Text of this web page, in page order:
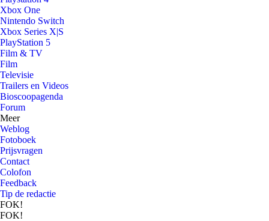
Xbox One
Nintendo Switch
Xbox Series X|S
PlayStation 5
Film & TV
Film
Televisie
Trailers en Videos
Bioscoopagenda
Forum
Meer
Weblog
Fotoboek
Prijsvragen
Contact
Colofon
Feedback
Tip de redactie
FOK!
FOK!